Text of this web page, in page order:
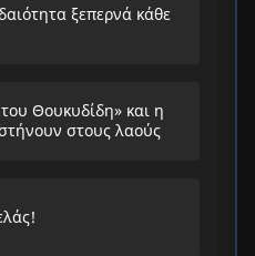
ξεπερνά κάθε
Θουκυδίδη» και η
στους λαούς